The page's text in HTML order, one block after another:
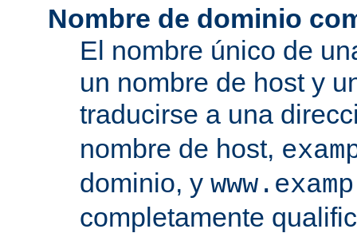
Nombre de dominio
El nombre único de
un nombre de host y
traducirse a una
nombre de host,
dominio, y
completamente